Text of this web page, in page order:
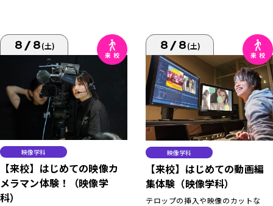
8/8(土)
映像学科
【来校】はじめての映像カ
メラマン体験！（映像学
科）
8/8(土)
映像学科
【来校】はじめての動画編
集体験（映像学科）
テロップの挿入や映像のカットな